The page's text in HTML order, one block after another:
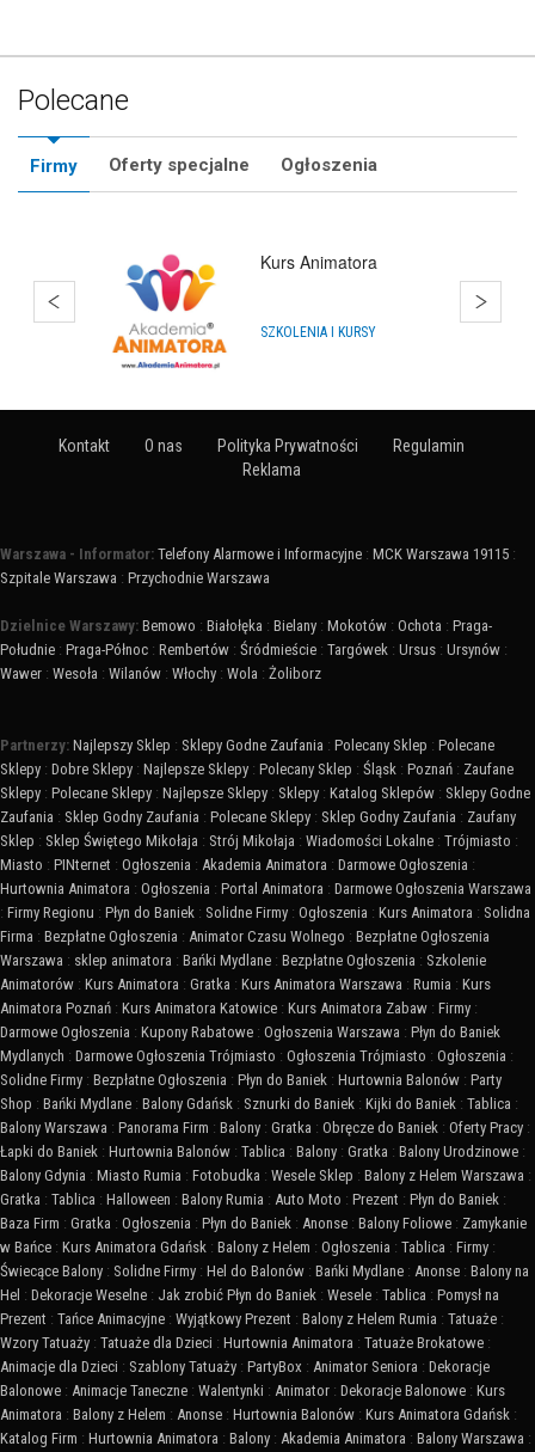
Polecane
Firmy Oferty specjalne Ogłoszenia
Kurs Animatora
SZKOLENIA I KURSY
Kontakt O nas Polityka Prywatności
Regulamin
Reklama
Warszawa - Informator: Telefony Alarmowe i Informacyjne : MCK Warszawa 19115 :
Szpitale Warszawa : Przychodnie Warszawa
Dzielnice Warszawy: Bemowo : Białołęka : Bielany : Mokotów : Ochota : Praga-
Południe : Praga-Północ : Rembertów : Śródmieście : Targówek : Ursus : Ursynów :
Wawer : Wesoła : Wilanów : Włochy : Wola : Żoliborz
Partnerzy: Najlepszy Sklep : Sklepy Godne Zaufania : Polecany Sklep : Polecane
Sklepy : Dobre Sklepy : Najlepsze Sklepy : Polecany Sklep : Śląsk : Poznań : Zaufane
Sklepy : Polecane Sklepy : Najlepsze Sklepy : Sklepy : Katalog Sklepów : Sklepy Godne
Zaufania : Sklep Godny Zaufania : Polecane Sklepy : Sklep Godny Zaufania : Zaufany
Sklep : Sklep Świętego Mikołaja : Strój Mikołaja : Wiadomości Lokalne : Trójmiasto :
Miasto : PINternet : Ogłoszenia : Akademia Animatora : Darmowe Ogłoszenia :
Hurtownia Animatora : Ogłoszenia : Portal Animatora : Darmowe Ogłoszenia Warszawa
: Firmy Regionu : Płyn do Baniek : Solidne Firmy : Ogłoszenia : Kurs Animatora : Solidna
Firma : Bezpłatne Ogłoszenia : Animator Czasu Wolnego : Bezpłatne Ogłoszenia
Warszawa : sklep animatora : Bańki Mydlane : Bezpłatne Ogłoszenia : Szkolenie
Animatorów : Kurs Animatora : Gratka : Kurs Animatora Warszawa : Rumia : Kurs
Animatora Poznań : Kurs Animatora Katowice : Kurs Animatora Zabaw : Firmy :
Darmowe Ogłoszenia : Kupony Rabatowe : Ogłoszenia Warszawa : Płyn do Baniek
Mydlanych : Darmowe Ogłoszenia Trójmiasto : Ogłoszenia Trójmiasto : Ogłoszenia :
Solidne Firmy : Bezpłatne Ogłoszenia : Płyn do Baniek : Hurtownia Balonów : Party
Shop : Bańki Mydlane : Balony Gdańsk : Sznurki do Baniek : Kijki do Baniek : Tablica :
Balony Warszawa : Panorama Firm : Balony : Gratka : Obręcze do Baniek : Oferty Pracy :
Łapki do Baniek : Hurtownia Balonów : Tablica : Balony : Gratka : Balony Urodzinowe :
Balony Gdynia : Miasto Rumia : Fotobudka : Wesele Sklep : Balony z Helem Warszawa :
Gratka : Tablica : Halloween : Balony Rumia : Auto Moto : Prezent : Płyn do Baniek :
Baza Firm : Gratka : Ogłoszenia : Płyn do Baniek : Anonse : Balony Foliowe : Zamykanie
w Bańce : Kurs Animatora Gdańsk : Balony z Helem : Ogłoszenia : Tablica : Firmy :
Świecące Balony : Solidne Firmy : Hel do Balonów : Bańki Mydlane : Anonse : Balony na
Hel : Dekoracje Weselne : Jak zrobić Płyn do Baniek : Wesele : Tablica : Pomysł na
Prezent : Tańce Animacyjne : Wyjątkowy Prezent : Balony z Helem Rumia : Tatuaże :
Wzory Tatuaży : Tatuaże dla Dzieci : Hurtownia Animatora : Tatuaże Brokatowe :
Animacje dla Dzieci : Szablony Tatuaży : PartyBox : Animator Seniora : Dekoracje
Balonowe : Animacje Taneczne : Walentynki : Animator : Dekoracje Balonowe : Kurs
Animatora : Balony z Helem : Anonse : Hurtownia Balonów : Kurs Animatora Gdańsk :
Katalog Firm : Hurtownia Animatora : Balony : Akademia Animatora : Balony Warszawa :